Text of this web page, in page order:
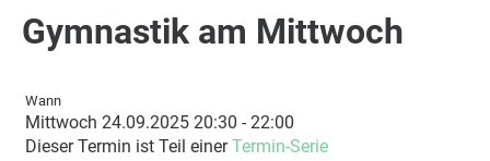
Gymnastik am Mittwoch
Wann
Mittwoch 24.09.2025 20:30 - 22:00
Dieser Termin ist Teil einerTermin-Serie